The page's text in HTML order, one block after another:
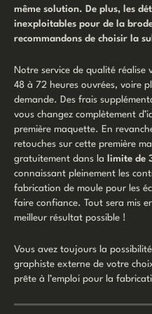
même solution. De plus, les
inexploitables pour de la
recommandons de choisir la
Notre service de qualité réalise
48 à 72 heures ouvrées, voire
demande. Des frais
vous changez complètement
première maquette. En
retouches sur cette première
gratuitement dans la
limite de
connaissant pleinement les
fabrication de moule pour les
faire confiance. Tout sera mis
meilleur résultat possible !
Vous avez toujours la
graphiste externe de votre
prête à l’emploi pour la